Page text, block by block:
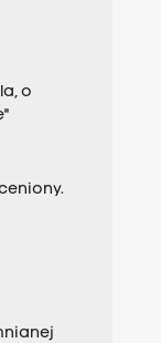
o